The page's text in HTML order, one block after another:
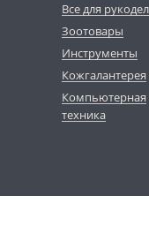
Все для
Зоотовары
Инструменты
Кожгалантерея
Компьютерная
техника